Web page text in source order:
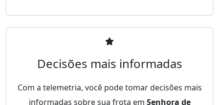
Decisões mais informadas
Com a telemetria, você pode tomar decisões mais
informadas sobre sua frota em Senhora de